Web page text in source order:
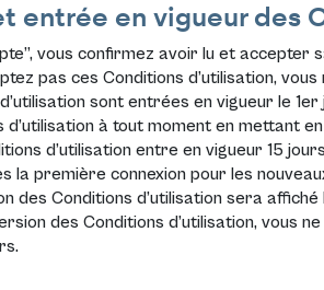
entrée en vigueur des
vous confirmez avoir lu et
pas ces Conditions d’utilisation,
sont entrées en vigueur le
à tout moment en mettant
d’utilisation entre en vigueur 15
la première connexion pour les
des Conditions d’utilisation sera
des Conditions d’utilisation, vous